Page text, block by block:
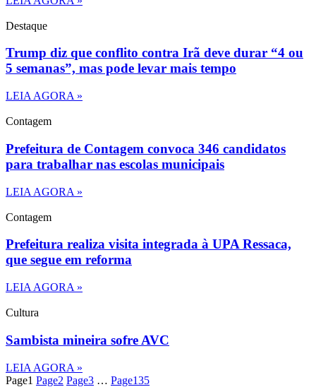
Destaque
Trump diz que conflito contra Irã deve durar “4 ou
5 semanas”, mas pode levar mais tempo
LEIA AGORA »
Contagem
Prefeitura de Contagem convoca 346 candidatos
para trabalhar nas escolas municipais
LEIA AGORA »
Contagem
Prefeitura realiza visita integrada à UPA Ressaca,
que segue em reforma
LEIA AGORA »
Cultura
Sambista mineira sofre AVC
LEIA AGORA »
Page1 Page2 Page3 … Page135